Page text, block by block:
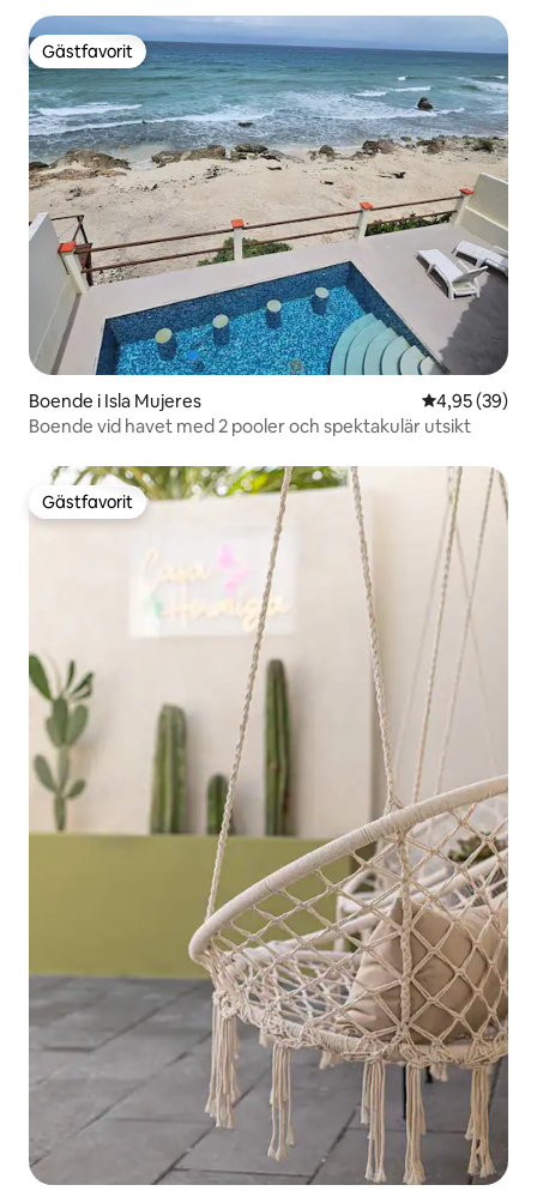
Gästfavorit
Gästfavorit
Boende i Isla Mujeres 4,95 av 5 i
4,95 (39)
Boende vid havet med 2 pooler och spektakulär utsikt
Gästfavorit
Gästfavorit